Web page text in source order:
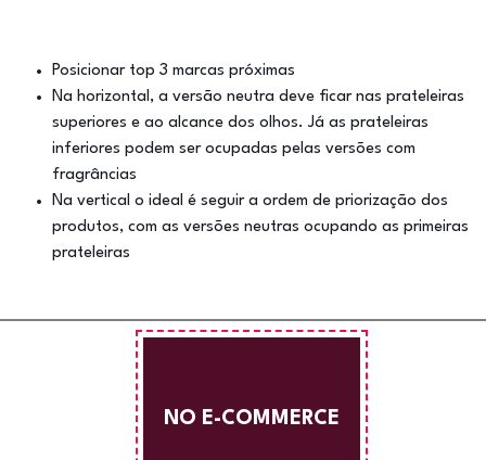
Posicionar top 3 marcas próximas
Na horizontal, a versão neutra deve ficar nas prateleiras
superiores e ao alcance dos olhos. Já as prateleiras
inferiores podem ser ocupadas pelas versões com
fragrâncias
Na vertical o ideal é seguir a ordem de priorização dos
produtos, com as versões neutras ocupando as primeiras
prateleiras
NO E-COMMERCE